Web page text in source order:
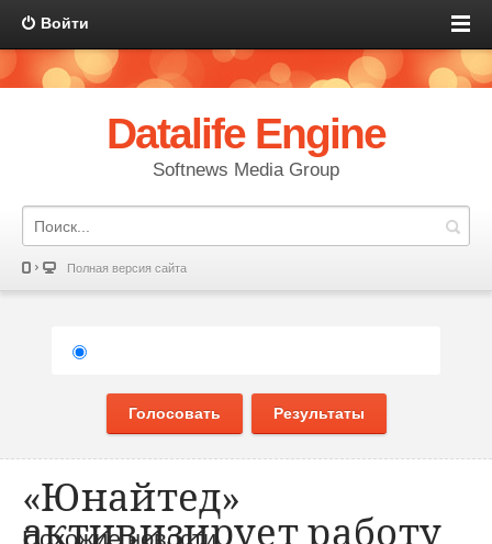
Войти
Datalife Engine
Softnews Media Group
Полная версия сайта
Голосовать Результаты
«Юнайтед»
активизирует работу